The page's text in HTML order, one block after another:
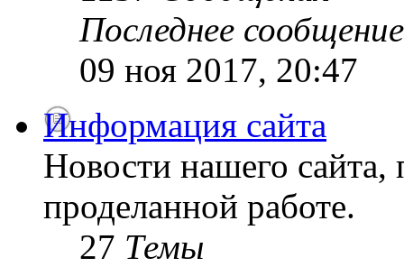
Последнее сообщение
09 ноя 2017, 20:47
Информация сайта
Новости нашего
проделанной работе.
27 Темы